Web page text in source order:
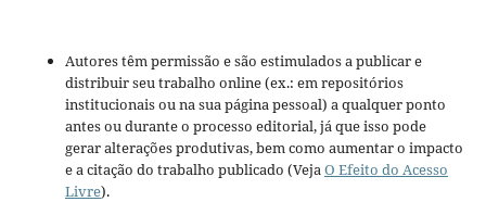
Autores têm permissão e são estimulados a publicar e
distribuir seu trabalho online (ex.: em repositórios
institucionais ou na sua página pessoal) a qualquer ponto
antes ou durante o processo editorial, já que isso pode
gerar alterações produtivas, bem como aumentar o impacto
e a citação do trabalho publicado (VejaO Efeito do Acesso
Livre).